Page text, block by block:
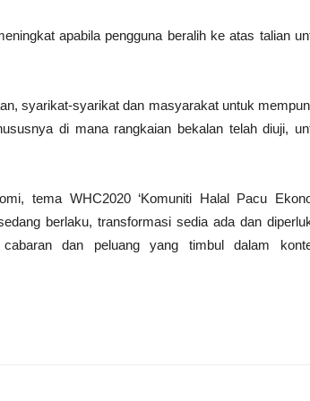
apabila pengguna beralih ke atas talian
syarikat-syarikat dan masyarakat untuk
di mana rangkaian bekalan telah diuji,
tema WHC2020 ‘Komuniti Halal Pacu
berlaku, transformasi sedia ada dan
dan peluang yang timbul dalam